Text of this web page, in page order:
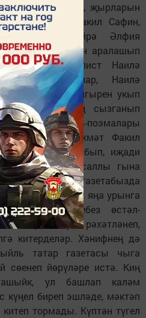
сөйләделәр, җырларын
Факил Сафин,
Бәшәр, шагыйрә Әлфия
белән аралашып
журналист Наилә
уртаклаштылар, Наилә
язган соңгы шигырен укып
җиң сызганып
бик күп шигырь-поэмалары
иде. Мең рәхмәт Факил
юллап табып, иҗади
капка» дигән саллы гына
Хөснуллин газетабызда
Коллектив яңа урынга
ир-егетләребез өстәл-
бүлмәләрне рәхәтләнеп,
китерделәр. Хәнифнең дә
татар газетасы чыга
сөенеп йөрүләре истә. Киң
ул башлап каләм
күңел биреп эшләде, мәктәп
тормады. Күптән түгел